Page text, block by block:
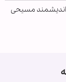
اندیشمند مسیحی